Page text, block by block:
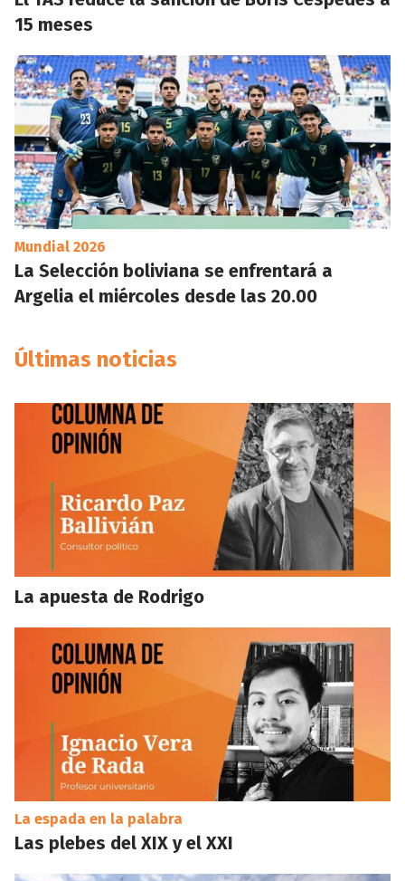
15 meses
Mundial 2026
La Selección boliviana se enfrentará a
Argelia el miércoles desde las 20.00
Últimas noticias
La apuesta de Rodrigo
La espada en la palabra
Las plebes del XIX y el XXI